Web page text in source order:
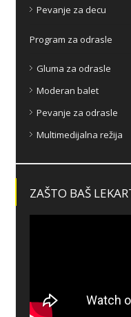
Pevanje za decu
Program za odrasle
Gluma za odrasle
Moderan balet
Pevanje za odrasle
Multimedijalna režija
ZAŠTO BAŠ